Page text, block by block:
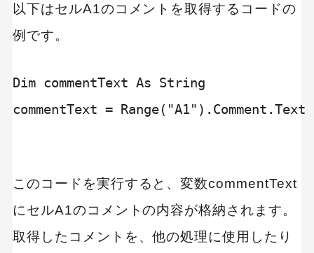
以下はセルA1のコメントを取得するコードの
例です。
Dim commentText As String
commentText = Range("A1").Comment.Text
このコードを実行すると、変数commentText
にセルA1のコメントの内容が格納されます。
取得したコメントを、他の処理に使用したり